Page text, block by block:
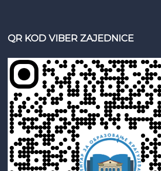
QR KOD VIBER ZAJEDNICE